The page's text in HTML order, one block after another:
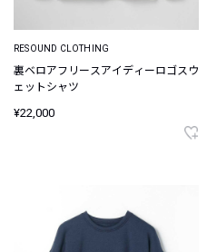
RESOUND CLOTHING
裏ベロアフリースアイディーロゴスウ
ェットシャツ
¥22,000